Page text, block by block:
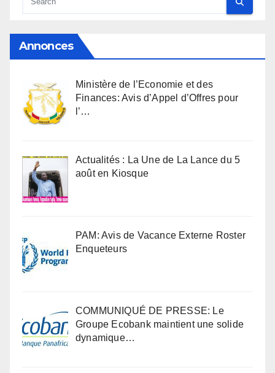
Annonces
Ministère de l’Economie et des
Finances: Avis d’Appel d’Offres pour
l’…
Actualités : La Une de La Lance du 5
août en Kiosque
PAM: Avis de Vacance Externe Roster
Enqueteurs
COMMUNIQUÉ DE PRESSE: Le
Groupe Ecobank maintient une solide
dynamique…